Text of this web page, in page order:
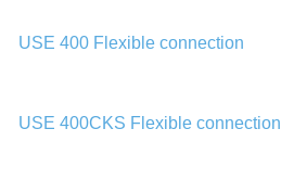
USE 400 Flexible connection
USE 400CKS Flexible connection